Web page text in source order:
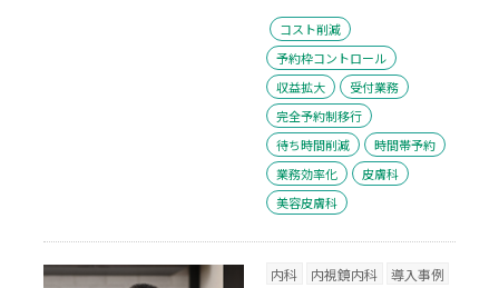
コスト削減
予約枠コントロール
収益拡大
受付業務
完全予約制移行
待ち時間削減
時間帯予約
業務効率化
皮膚科
美容皮膚科
内科 内視鏡内科 導入事例